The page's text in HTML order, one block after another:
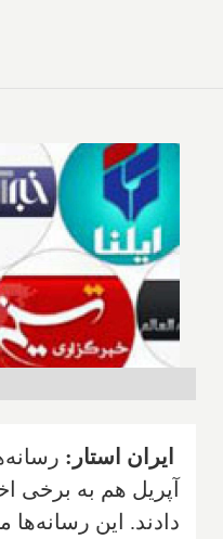
یران استار:
آپریل هم به برخی
دادند. این رسانه‌ها